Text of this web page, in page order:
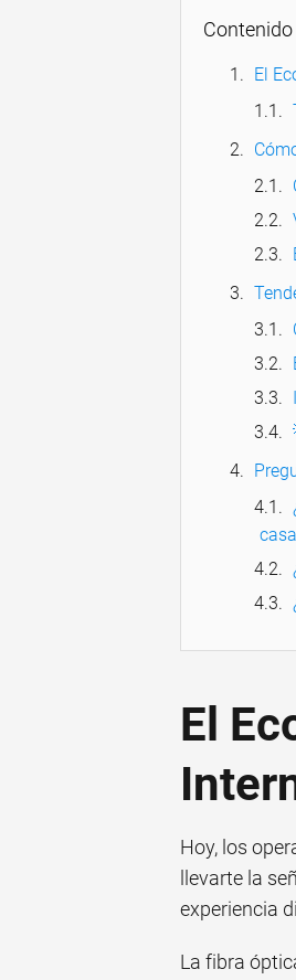
Contenido
El
El
Hoy, los
llevarte la
experiencia
La fibra